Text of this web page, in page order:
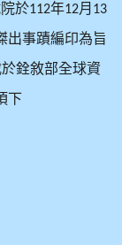
於112年12月 13
出事蹟編印為旨
銓敘部全球資
下